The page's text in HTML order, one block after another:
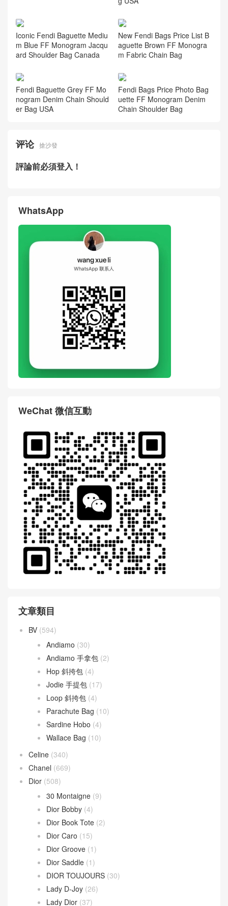
Iconic Fendi Baguette Mediu
m Blue FF Monogram Jacqu
ard Shoulder Bag Canada
New Fendi Bags Price List B
aguette Brown FF Monogra
m Fabric Chain Bag
Fendi Baguette Grey FF Mo
nogram Denim Chain Should
er Bag USA
Fendi Bags Price Photo Bag
uette FF Monogram Denim
Chain Shoulder Bag
评论 搶沙發
評論前必須登入！
WhatsApp
WeChat 微信互動
文章類目
BV (594)
Andiamo (30)
Andiamo 手拿包 (2)
Hop 斜挎包 (4)
Jodie 手提包 (17)
Loop 斜挎包 (4)
Parachute Bag (10)
Sardine Hobo (4)
Wallace Bag (10)
Celine (340)
Chanel (669)
Dior (508)
30 Montaigne (9)
Dior Bobby (4)
Dior Book Tote (2)
Dior Caro (15)
Dior Groove (1)
Dior Saddle (1)
DIOR TOUJOURS (30)
Lady D-Joy (26)
Lady Dior (37)